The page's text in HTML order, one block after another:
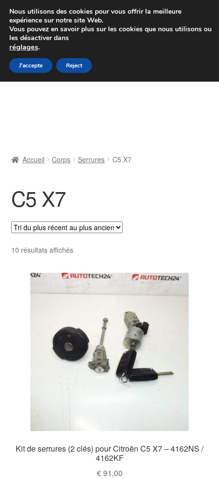
Colissimo livraison à partir de 7 EUR
Du lundi au vendredi de 9 h à 16 h
Aller
à
Aller
au
Livraison
Livraison internationale
Mon compte
Paiements
Politique de confidentialité
Procédure de Réclamation
Accueil Corps Serrures C5 X7
C5 X7
10 résultats affichésTrié
plus
récent
au
Kit de serrures (2 clés) pour Citroën C5 X7 – 4162NS /
4162KF
€91,00
Nous utilisons des cookies pour vous offrir la meilleure
expérience sur notre site Web.
Vous pouvez en savoir plus sur les cookies que nous utilisons ou
les désactiver dans
réglages.
J'accepte Reject